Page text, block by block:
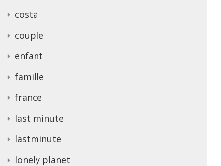
costa
couple
enfant
famille
france
last minute
lastminute
lonely planet